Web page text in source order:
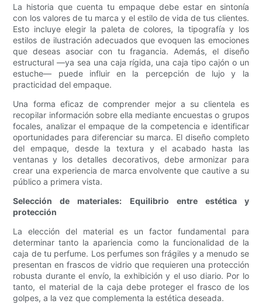
La historia que cuenta tu empaque debe estar en sintonía
con los valores de tu marca y el estilo de vida de tus clientes.
Esto incluye elegir la paleta de colores, la tipografía y los
estilos de ilustración adecuados que evoquen las emociones
que deseas asociar con tu fragancia. Además, el diseño
estructural —ya sea una caja rígida, una caja tipo cajón o un
estuche— puede influir en la percepción de lujo y la
practicidad del empaque.
Una forma eficaz de comprender mejor a su clientela es
recopilar información sobre ella mediante encuestas o grupos
focales, analizar el empaque de la competencia e identificar
oportunidades para diferenciar su marca. El diseño completo
del empaque, desde la textura y el acabado hasta las
ventanas y los detalles decorativos, debe armonizar para
crear una experiencia de marca envolvente que cautive a su
público a primera vista.
Selección de materiales: Equilibrio entre estética y
protección
La elección del material es un factor fundamental para
determinar tanto la apariencia como la funcionalidad de la
caja de tu perfume. Los perfumes son frágiles y a menudo se
presentan en frascos de vidrio que requieren una protección
robusta durante el envío, la exhibición y el uso diario. Por lo
tanto, el material de la caja debe proteger el frasco de los
golpes, a la vez que complementa la estética deseada.